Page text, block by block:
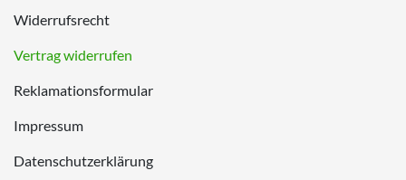
Widerrufsrecht
Vertrag widerrufen
Reklamationsformular
Impressum
Datenschutzerklärung